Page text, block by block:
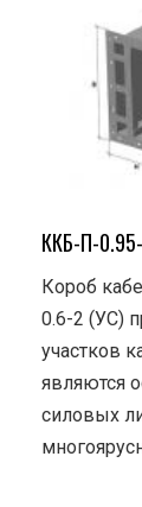
ККБ-П-
Короб
0.6-2 (УС)
участков
являются
силовых